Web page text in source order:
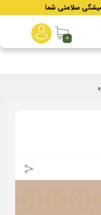
سلامتی شما
0